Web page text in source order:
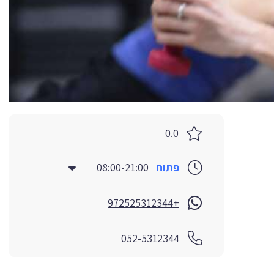
0.0
פתוח 08:00-21:00
+972525312344
052-5312344